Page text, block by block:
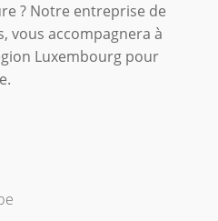
? Notre entreprise de
vous accompagnera à
Luxembourg pour